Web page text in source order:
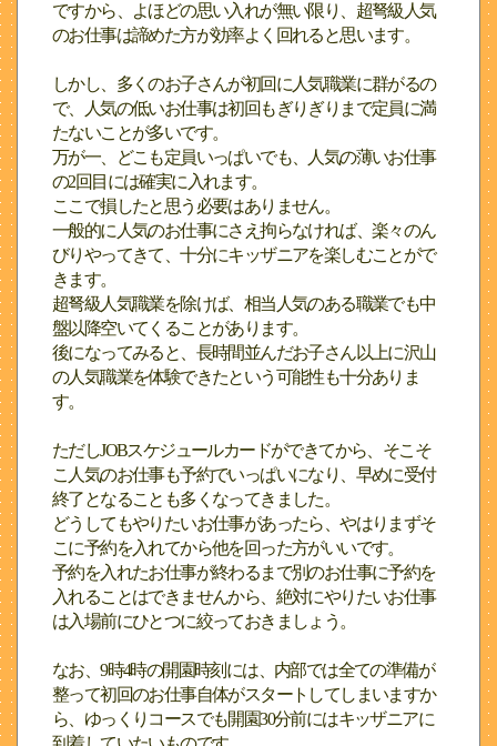
ですから、よほどの思い入れが無い限り、超弩級人気
のお仕事は諦めた方が効率よく回れると思います。
しかし、多くのお子さんが初回に人気職業に群がるの
で、人気の低いお仕事は初回もぎりぎりまで定員に満
たないことが多いです。
万が一、どこも定員いっぱいでも、人気の薄いお仕事
の2回目には確実に入れます。
ここで損したと思う必要はありません。
一般的に人気のお仕事にさえ拘らなければ、楽々のん
びりやってきて、十分にキッザニアを楽しむことがで
きます。
超弩級人気職業を除けば、相当人気のある職業でも中
盤以降空いてくることがあります。
後になってみると、長時間並んだお子さん以上に沢山
の人気職業を体験できたという可能性も十分ありま
す。
ただしJOBスケジュールカードができてから、そこそ
こ人気のお仕事も予約でいっぱいになり、早めに受付
終了となることも多くなってきました。
どうしてもやりたいお仕事があったら、やはりまずそ
こに予約を入れてから他を回った方がいいです。
予約を入れたお仕事が終わるまで別のお仕事に予約を
入れることはできませんから、絶対にやりたいお仕事
は入場前にひとつに絞っておきましょう。
なお、9時4時の開園時刻には、内部では全ての準備が
整って初回のお仕事自体がスタートしてしまいますか
ら、ゆっくりコースでも開園30分前にはキッザニアに